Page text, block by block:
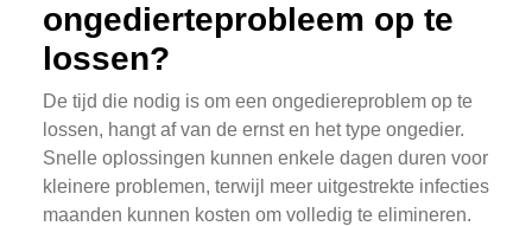
ongedierteprobleem op te
lossen?
De tijd die nodig is om een ongediereproblem op te
lossen, hangt af van de ernst en het type ongedier.
Snelle oplossingen kunnen enkele dagen duren voor
kleinere problemen, terwijl meer uitgestrekte infecties
maanden kunnen kosten om volledig te elimineren.